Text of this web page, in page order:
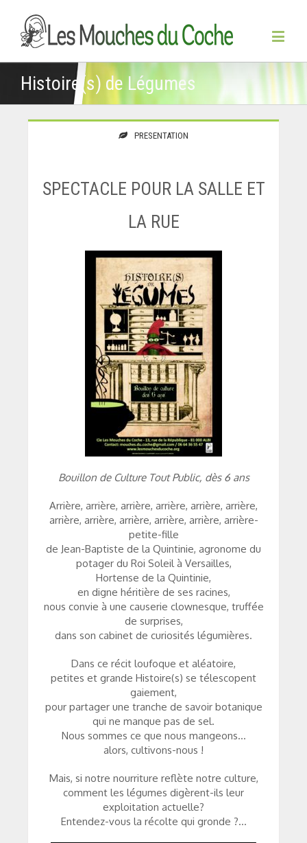
Histoire(s) de Légumes
PRESENTATION
SPECTACLE POUR LA SALLE ET
LA RUE
Bouillon de Culture Tout Public, dès 6 ans
Arrière, arrière, arrière, arrière, arrière, arrière,
arrière, arrière, arrière, arrière, arrière, arrière-
petite-fille
de Jean-Baptiste de la Quintinie, agronome du
potager du Roi Soleil à Versailles,
Hortense de la Quintinie,
en digne héritière de ses racines,
nous convie à une causerie clownesque, truffée
de surprises,
dans son cabinet de curiosités légumières.
Dans ce récit loufoque et aléatoire,
petites et grande Histoire(s) se télescopent
gaiement,
pour partager une tranche de savoir botanique
qui ne manque pas de sel.
Nous sommes ce que nous mangeons…
alors, cultivons-nous !
Mais, si notre nourriture reflète notre culture,
comment les légumes digèrent-ils leur
exploitation actuelle?
Entendez-vous la récolte qui gronde ?…